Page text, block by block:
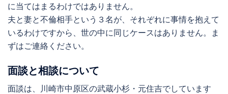
に当てはまるわけではありません。
夫と妻と不倫相手という３名が、それぞれに事情を抱えて
いるわけですから、世の中に同じケースはありません。ま
ずはご連絡ください。
面談と相談について
面談は、川崎市中原区の武蔵小杉・元住吉でしています